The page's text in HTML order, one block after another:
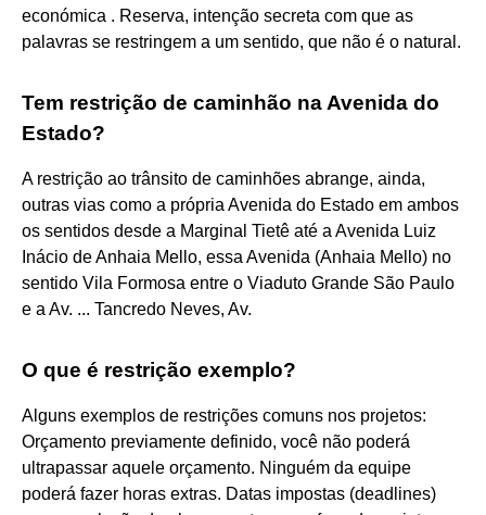
económica . Reserva, intenção secreta com que as
palavras se restringem a um sentido, que não é o natural.
Tem restrição de caminhão na Avenida do
Estado?
A restrição ao trânsito de caminhões abrange, ainda,
outras vias como a própria Avenida do Estado em ambos
os sentidos desde a Marginal Tietê até a Avenida Luiz
Inácio de Anhaia Mello, essa Avenida (Anhaia Mello) no
sentido Vila Formosa entre o Viaduto Grande São Paulo
e a Av. ... Tancredo Neves, Av.
O que é restrição exemplo?
Alguns exemplos de restrições comuns nos projetos:
Orçamento previamente definido, você não poderá
ultrapassar aquele orçamento. Ninguém da equipe
poderá fazer horas extras. Datas impostas (deadlines)